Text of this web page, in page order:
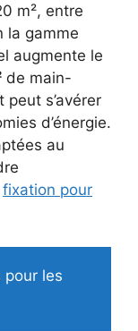
m², entre
la gamme
augmente le
de main-
s’avérer
d’énergie.
au
fixation pour
pour les